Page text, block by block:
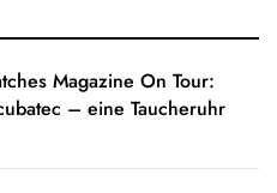
Magazine On Tour:
– eine Taucheruhr